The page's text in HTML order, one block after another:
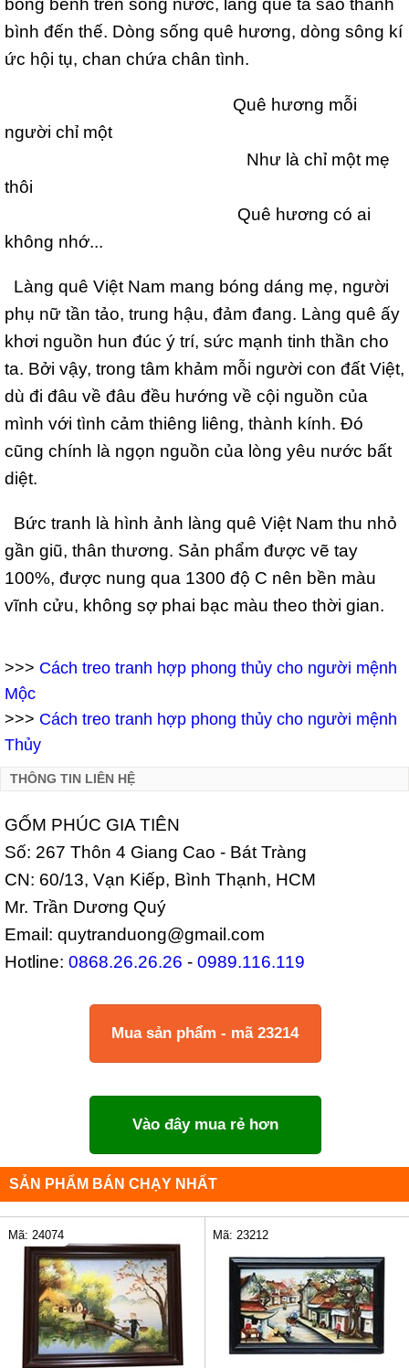
bình đến thế. Dòng sống quê hương, dòng sông kí
ức hội tụ, chan chứa chân tình.
Quê hương mỗi
người chỉ một
Như là chỉ một mẹ
thôi
Quê hương có ai
không nhớ...
Làng quê Việt Nam mang bóng dáng mẹ, người
phụ nữ tần tảo, trung hậu, đảm đang. Làng quê ấy
khơi nguồn hun đúc ý trí, sức mạnh tinh thần cho
ta. Bởi vậy, trong tâm khảm mỗi người con đất Việt,
dù đi đâu về đâu đều hướng về cội nguồn của
mình với tình cảm thiêng liêng, thành kính. Đó
cũng chính là ngọn nguồn của lòng yêu nước bất
diệt.
Bức tranh là hình ảnh làng quê Việt Nam thu nhỏ
gần giũ, thân thương. Sản phẩm được vẽ tay
100%, được nung qua 1300 độ C nên bền màu
vĩnh cửu, không sợ phai bạc màu theo thời gian.
>>> Cách treo tranh hợp phong thủy cho người mệnh
Mộc
>>> Cách treo tranh hợp phong thủy cho người mệnh
Thủy
THÔNG TIN LIÊN HỆ
GỐM PHÚC GIA TIÊN
Số: 267 Thôn 4 Giang Cao - Bát Tràng
CN: 60/13, Vạn Kiếp, Bình Thạnh, HCM
Mr. Trần Dương Quý
Email: quytranduong@gmail.com
Hotline: 0868.26.26.26 - 0989.116.119
Mua sản phẩm - mã 23214
Vào đây mua rẻ hơn
SẢN PHẨM BÁN CHẠY NHẤT
Mã: 24074 Mã: 23212